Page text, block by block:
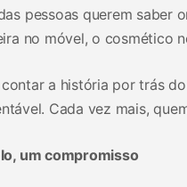
pessoas querem
no móvel, o cosmético
a história por trás
Cada vez mais,
um compromisso